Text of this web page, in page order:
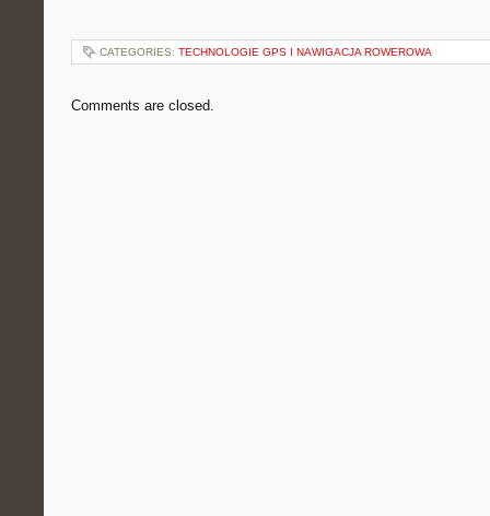
CATEGORIES: TECHNOLOGIE GPS I NAWIGACJA ROWEROWA
Comments are closed.